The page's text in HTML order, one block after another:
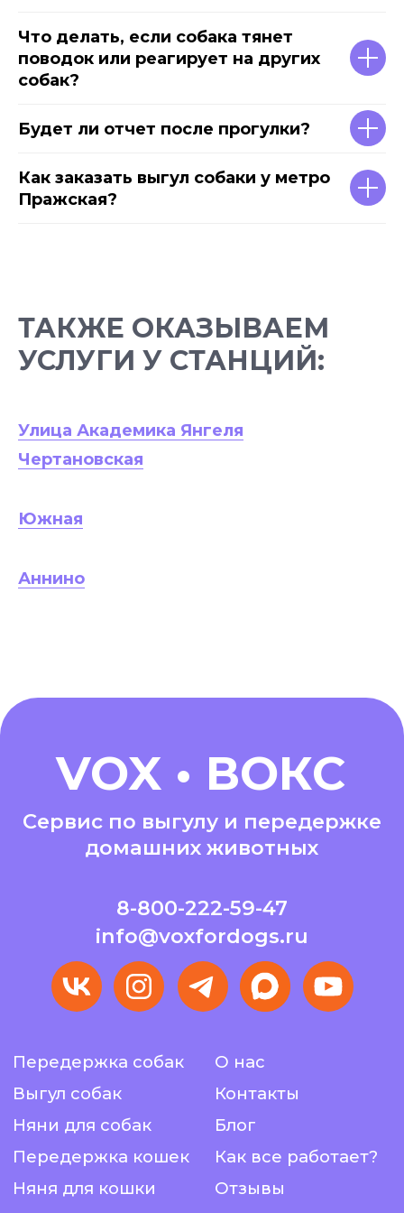
Что делать, если собака тянет
поводок или реагирует на других
собак?
Будет ли отчет после прогулки?
Как заказать выгул собаки у метро
Пражская?
ТАКЖЕ ОКАЗЫВАЕМ
УСЛУГИ У СТАНЦИЙ:
Улица Академика Янгеля
Чертановская
Южная
Аннино